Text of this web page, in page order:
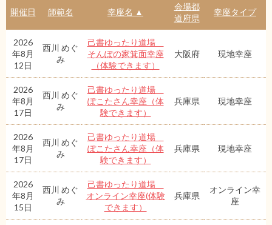
開催日 師範名 幸座名 ▲
会場都
道府県
幸座タイプ
2026
年8月
12日
西川 めぐ
み
己書ゆったり道場
そんぽの家箕面幸座
（体験できます）
大阪府 現地幸座
2026
年8月
17日
西川 めぐ
み
己書ゆったり道場
ぽこたさん幸座（体
験できます）
兵庫県 現地幸座
2026
年8月
17日
西川 めぐ
み
己書ゆったり道場
ぽこたさん幸座（体
験できます）
兵庫県 現地幸座
2026
年8月
15日
西川 めぐ
み
己書ゆったり道場
オンライン幸座(体験
できます）
兵庫県
オンライン幸
座